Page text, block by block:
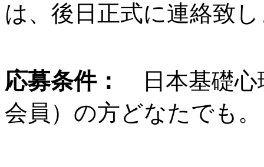
は、後日正式に連絡致
応募条件：
日本基礎心
会員）の方どなたでも。